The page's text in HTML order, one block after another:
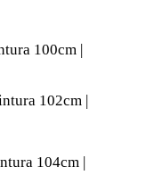
100cm |
102cm |
104cm |